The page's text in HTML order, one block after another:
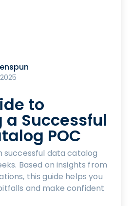
to
a Successful
POC
successful data catalog
Based on insights from
this guide helps you
and make confident